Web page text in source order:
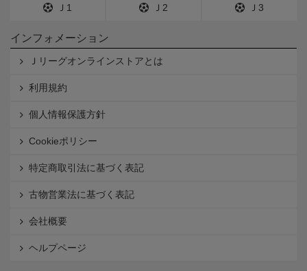
Ｊ1 Ｊ2 Ｊ3
インフォメーション
Ｊリーグオンラインストアとは
利用規約
個人情報保護方針
Cookieポリシー
特定商取引法に基づく表記
古物営業法に基づく表記
会社概要
ヘルプページ